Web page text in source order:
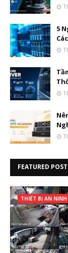
5
FEATURED POST
THIẾT BỊ AN NINH